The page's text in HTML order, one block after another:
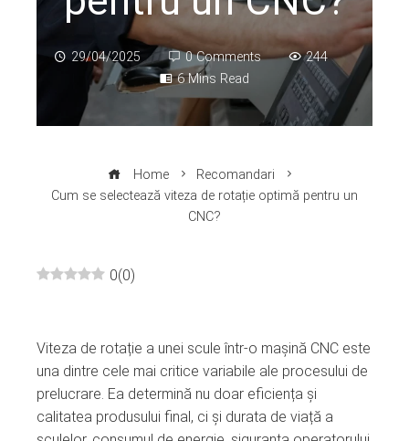
29/04/2025 0 Comments
244
6 Mins Read
Home
Recomandari
Cum se selectează viteza de rotație optimă pentru un
CNC?
0(0)
Viteza de rotație a unei scule într-o mașină CNC este
una dintre cele mai critice variabile ale procesului de
prelucrare. Ea determină nu doar eficiența și
calitatea produsului final, ci și durata de viață a